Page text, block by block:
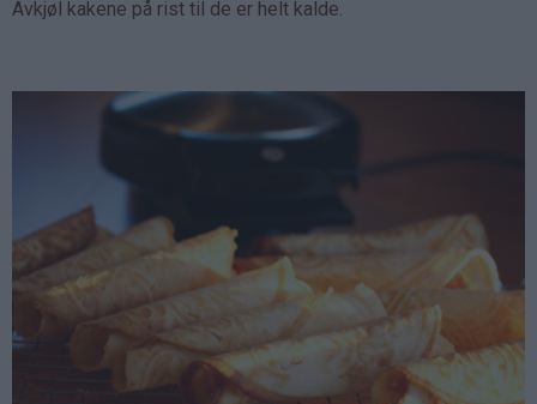
Avkjøl kakene på rist til de er helt kalde.